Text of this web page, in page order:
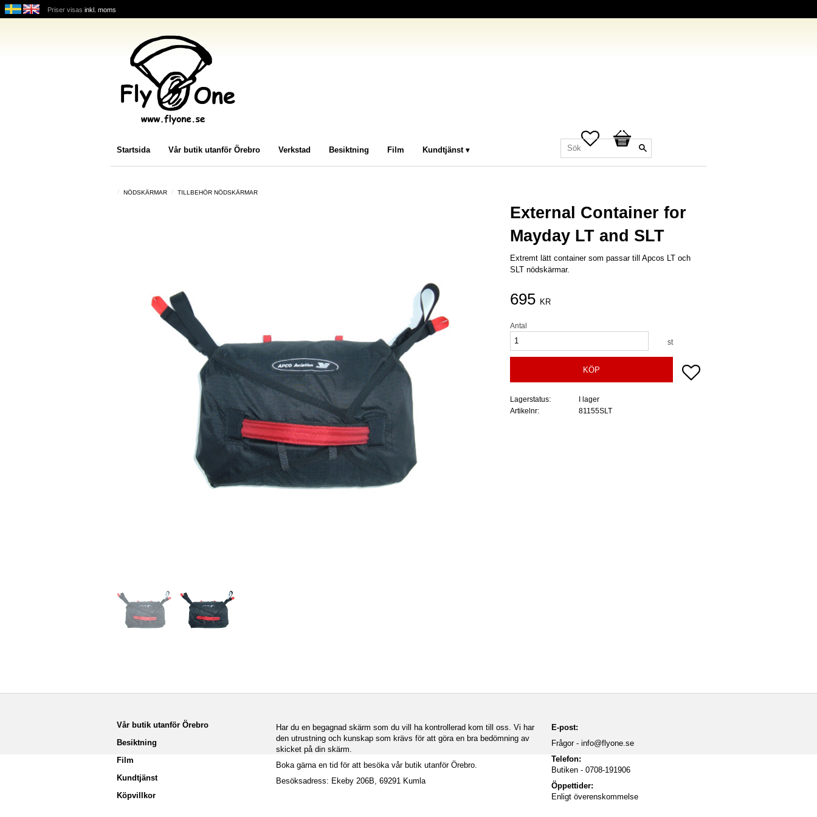
Priser visas inkl. moms
Favoriter
Kundvagn
Startsida
Vår butik utanför Örebro Verkstad Besiktning Film Kundtjänst
NÖDSKÄRMAR TILLBEHÖR NÖDSKÄRMAR
External Container for
Mayday LT and SLT
Extremt lätt container som passar till Apcos LT och
SLT nödskärmar.
695 KR
Antal
st
KÖP Lägg till i favoriter
Lagerstatus
I lager
Artikelnr
81155SLT
Vår butik utanför Örebro
Besiktning
Film
Kundtjänst
Köpvillkor
Har du en begagnad skärm som du vill ha kontrollerad kom till oss. Vi har
den utrustning och kunskap som krävs för att göra en bra bedömning av
skicket på din skärm.
Boka gärna en tid för att besöka vår butik utanför Örebro.
Besöksadress: Ekeby 206B, 69291 Kumla
E-post:
Frågor -info@flyone.se
Telefon:
Butiken - 0708-191906
Öppettider:
Enligt överenskommelse